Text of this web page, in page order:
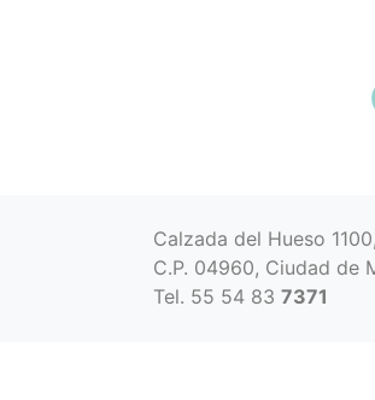
Calzada del Hueso
C.P. 04960, Ciudad de
Tel. 55 54 83 7371